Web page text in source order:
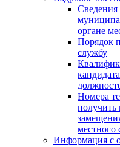
Сведения
органе
Порядок
службу
Номера
местного
Информация с